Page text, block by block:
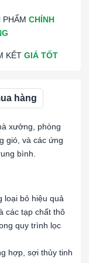
PHẨMCHÍNH
KẾT GIÁ TỐT
hàng
xưởng, phòng
gió, và các ứng
bình.
loại bỏ hiệu quả
các tạp chất thô
quy trình lọc
hợp, sợi thủy tinh